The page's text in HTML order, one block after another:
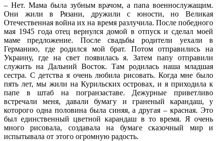
– Нет. Мама была зубным врачом, а папа военнослужащим.
Они жили в Рязани, дружили с юности, но Великая
Отечественная война их на время разлучила. После победного
мая 1945 года отец вернулся домой в отпуск и сделал моей
маме предложение. После свадьбы родители уехали в
Германию, где родился мой брат. Потом отправились на
Украину, где на свет появилась я. Затем папу отправили
служить на Дальний Восток. Там родилась наша младшая
сестра. С детства я очень любила рисовать. Когда мне было
пять лет, мы жили на Курильских островах, и я приходила к
папе в штаб на погранзаставе. Дежурные приветливо
встречали меня, давали бумагу и граненый карандаш, у
которого одна половина была синяя, а другая – красная. Это
был единственный цветной карандаш в то время. Я очень
много рисовала, создавала на бумаге сказочный мир и
испытывала от этого огромную радость.